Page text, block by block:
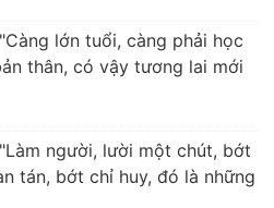
lớn tuổi, càng phải học
thân, có vậy tương lai mới
người, lười một chút, bớt
tán, bớt chỉ huy, đó là những